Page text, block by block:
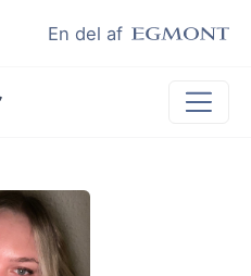
En del af